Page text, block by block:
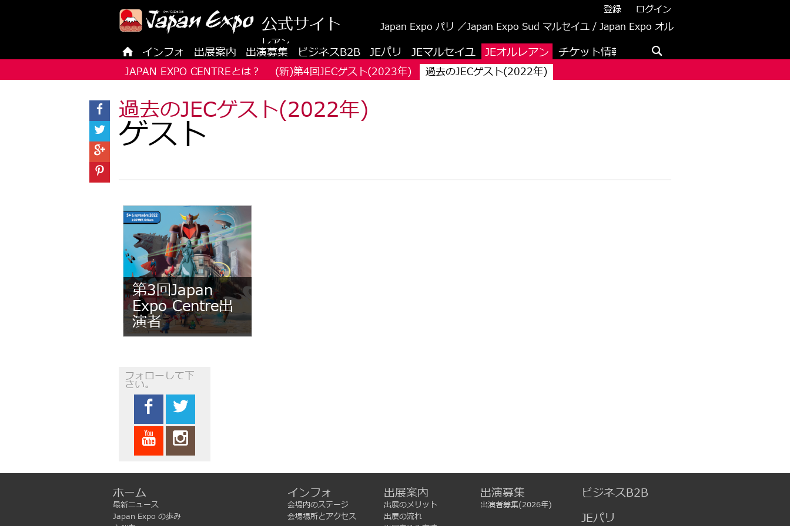
公式サイト
Japan Expo パリ ／Japan Expo Sud マルセイユ / Japan Expo オル
レアン
登録 ログイン
インフォ 出展案内 出演募集 ビジネスB2B JEパリ JEマルセイユ JEオルレアン チケット情報 メディア
JAPAN EXPO CENTREとは？ (新)第4回JECゲスト(2023年) 過去のJECゲスト(2022年)
過去のJECゲスト(2022年)
ゲスト
第3回Japan
Expo Centre出
演者
フォローして下
さい。
ホーム
最新ニュース
Japan Expo の歩み
インフォ
会場内のステージ
会場場所とアクセス
出展案内
出展のメリット
出展の流れ
出演募集
出演者募集(2026年)
ビジネスB2B
JEパリ